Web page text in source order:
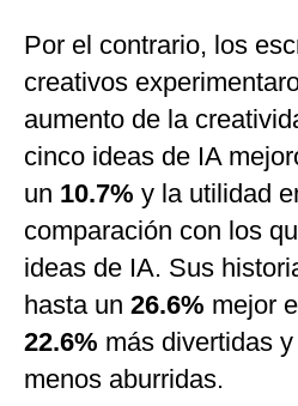
Por el contrario, los
creativos
aumento de la
cinco ideas de IA
un 10.7% y la utilidad
comparación con los
ideas de IA. Sus
hasta un 26.6% mejor
22.6% más divertidas
menos aburridas.